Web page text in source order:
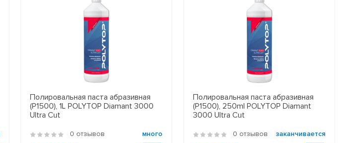
Полировальная паста абразивная
(P1500), 1L POLYTOP Diamant 3000
Ultra Cut
0 отзывов много
Полировальная паста абразивная
(P1500), 250ml POLYTOP Diamant
3000 Ultra Cut
0 отзывов заканчивается